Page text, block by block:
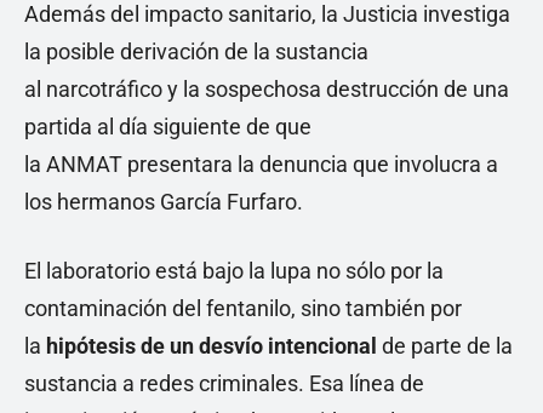
Además del impacto sanitario, la Justicia investiga
la posible derivación de la sustancia
al narcotráfico y la sospechosa destrucción de una
partida al día siguiente de que
la ANMAT presentara la denuncia que involucra a
los hermanos García Furfaro.
El laboratorio está bajo la lupa no sólo por la
contaminación del fentanilo, sino también por
la hipótesis de un desvío intencional de parte de la
sustancia a redes criminales. Esa línea de